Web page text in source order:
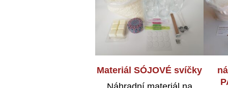
Materiál SÓJOVÉ svíčky
Levandulový olejíček (30
ml)
Pačulový olejíček (30 ml)